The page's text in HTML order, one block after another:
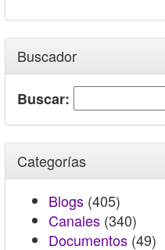
Buscador
Buscar:
Categorías
Blogs (405)
Canales (340)
Documentos (49)